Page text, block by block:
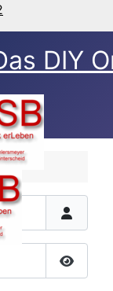
DIY